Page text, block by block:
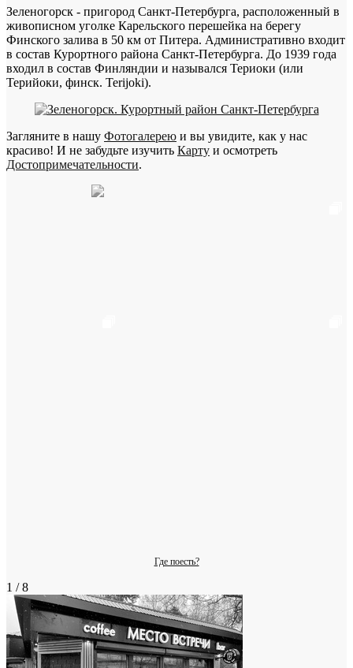
Зеленогорск - пригород Санкт-Петербурга, расположенный в
живописном уголке Карельского перешейка на берегу
Финского залива в 50 км от Питера. Административно входит
в состав Курортного района Санкт-Петербурга. До 1939 года
входил в состав Финляндии и назывался Териоки (или
Терийоки, финск. Terijoki).
Загляните в нашу Фотогалерею и вы увидите, как у нас
красиво! И не забудьте изучить Карту и осмотреть
Достопримечательности.
Где поесть?
1 / 8